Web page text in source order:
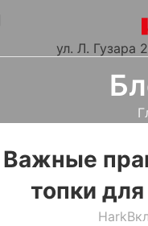
ул. Л. Гузара
Важные
топки
Hark